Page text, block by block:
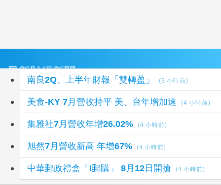
最新財經新聞
南良2Q、上半年財報「雙轉盈」 (3 小時前)
美食-KY 7月營收持平 美、台年增加速 (4 小時前)
集雅社7月營收年增26.02% (4 小時前)
旭然7月營收新高 年增67% (4 小時前)
中華郵政禮盒「i郵購」 8月12日開搶 (4 小時前)